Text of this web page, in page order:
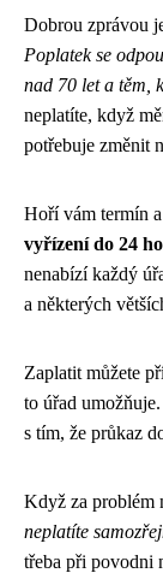
Dobrou zprávou
Poplatek se
nad 70 let a těm,
neplatíte, když
potřebuje změnit
Hoří vám termín
vyřízení do 24
nenabízí každý
a některých
Zaplatit můžete
to úřad
s tím, že průkaz
Když za problém
neplatíte
třeba při povodni